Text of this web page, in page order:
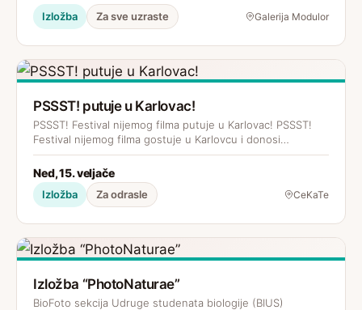
Izložba Za sve uzraste Galerija Modulor
PSSST! putuje u Karlovac!
PSSST! Festival nijemog filma putuje u Karlovac! PSSST!
Festival nijemog filma gostuje u Karlovcu i donosi…
Ned, 15. veljače
Izložba Za odrasle CeKaTe
Izložba “PhotoNaturae”
BioFoto sekcija Udruge studenata biologije (BIUS)